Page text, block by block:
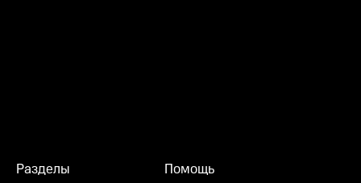
Разделы Помощь